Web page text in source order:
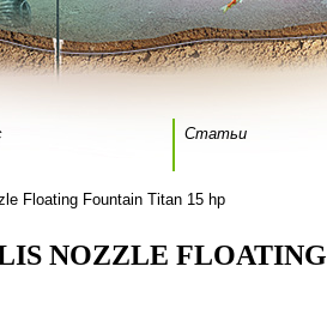
Статьи
Floating Fountain Titan 15 hp
NOZZLE FLOATING